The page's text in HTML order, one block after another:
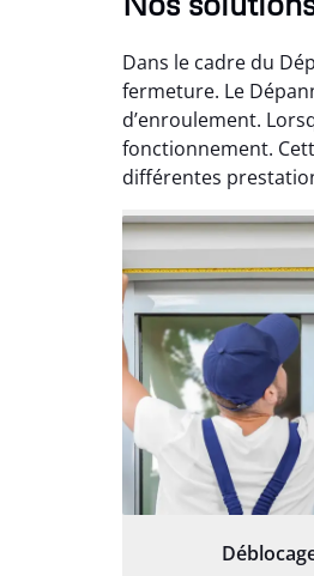
Dans le cadre du
fermeture. Le
d’enroulement.
fonctionnement.
différentes